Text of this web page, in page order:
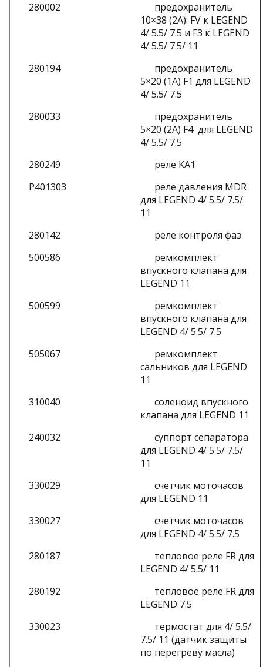
280002
предохранитель
10×38 (2A): FV к LEGEND
4/ 5.5/ 7.5 и F3 к LEGEND
4/ 5.5/ 7.5/ 11
280194
предохранитель
5×20 (1A) F1 для LEGEND
4/ 5.5/ 7.5
280033
предохранитель
5×20 (2A) F4 для LEGEND
4/ 5.5/ 7.5
280249
реле KA1
P401303
реле давления MDR
для LEGEND 4/ 5.5/ 7.5/
11
280142
реле контроля фаз
500586
ремкомплект
впускного клапана для
LEGEND 11
500599
ремкомплект
впускного клапана для
LEGEND 4/ 5.5/ 7.5
505067
ремкомплект
сальников для LEGEND
11
310040
соленоид впускного
клапана для LEGEND 11
240032
суппорт сепаратора
для LEGEND 4/ 5.5/ 7.5/
11
330029
счетчик моточасов
для LEGEND 11
330027
счетчик моточасов
для LEGEND 4/ 5.5/ 7.5
280187
тепловое реле FR для
LEGEND 4/ 5.5/ 11
280192
тепловое реле FR для
LEGEND 7.5
330023
термостат для 4/ 5.5/
7.5/ 11 (датчик защиты
по перегреву масла)